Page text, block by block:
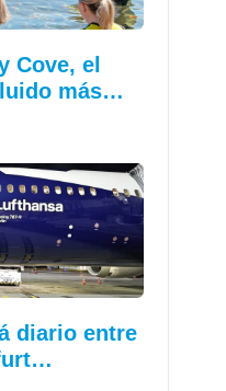
Cove, el
más…
diario entre